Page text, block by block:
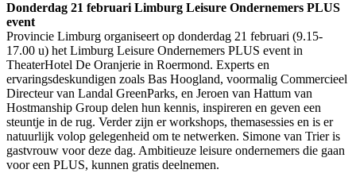
Donderdag 21 februari Limburg Leisure Ondernemers PLUS
event
Provincie Limburg organiseert op donderdag 21 februari (9.15-
17.00 u) het Limburg Leisure Ondernemers PLUS event in
TheaterHotel De Oranjerie in Roermond. Experts en
ervaringsdeskundigen zoals Bas Hoogland, voormalig Commercieel
Directeur van Landal GreenParks, en Jeroen van Hattum van
Hostmanship Group delen hun kennis, inspireren en geven een
steuntje in de rug. Verder zijn er workshops, themasessies en is er
natuurlijk volop gelegenheid om te netwerken. Simone van Trier is
gastvrouw voor deze dag. Ambitieuze leisure ondernemers die gaan
voor een PLUS, kunnen gratis deelnemen.